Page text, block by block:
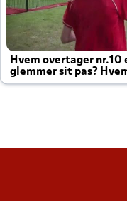
Hvem overtager nr.10
glemmer sit pas?
altid til efter kampe?